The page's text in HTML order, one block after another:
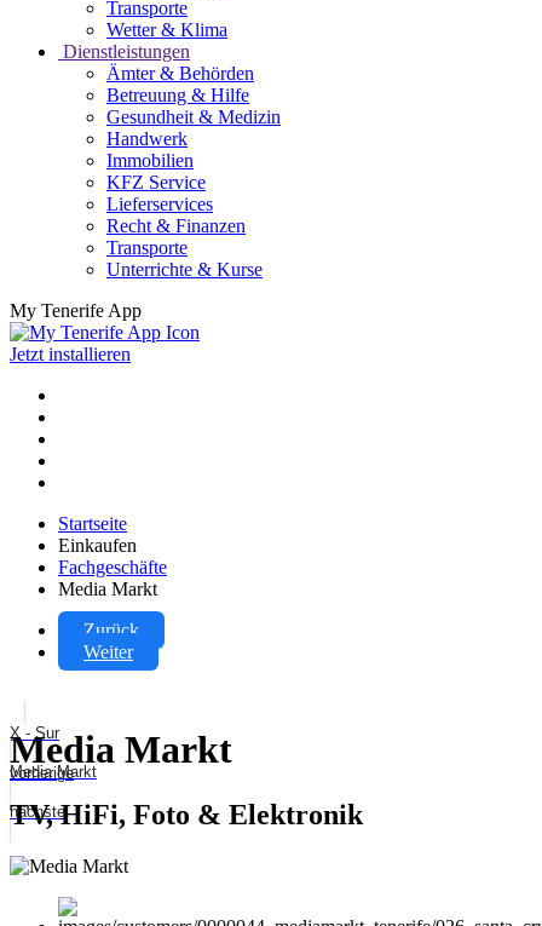
Transporte
Wetter & Klima
Dienstleistungen
Ämter & Behörden
Betreuung & Hilfe
Gesundheit & Medizin
Handwerk
Immobilien
KFZ Service
Lieferservices
Recht & Finanzen
Transporte
Unterrichte & Kurse
My Tenerife App
Jetzt installieren
Startseite
Einkaufen
Fachgeschäfte
Media Markt
Zurück
Weiter
X - Sur
vorherige
Media Markt
nächste
Media Markt
TV, HiFi, Foto & Elektronik